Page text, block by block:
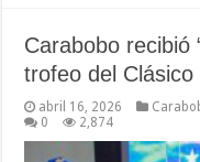
Carabobo recibió
trofeo del
abril 16, 2026
0
2,874